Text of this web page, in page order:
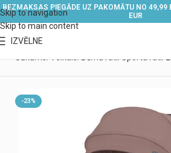
Skip to navigation
Skip to main content
BEZMAKSAS PIEGĀDE UZ PAKOMĀTU NO 49,99
EUR
IZVĒLNE
-23%